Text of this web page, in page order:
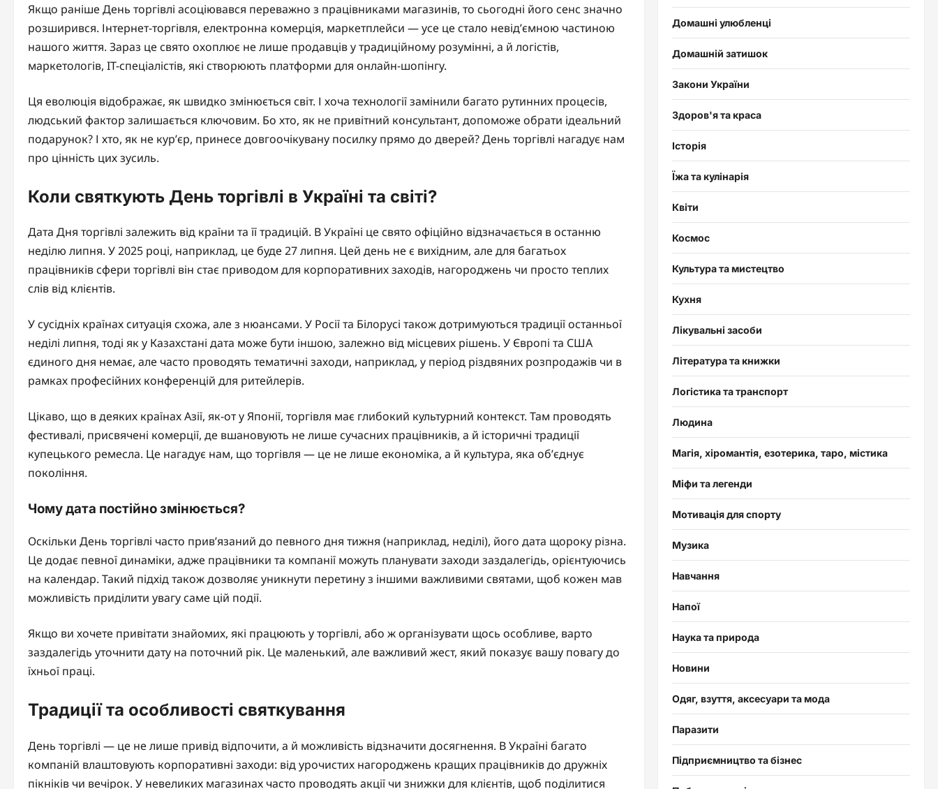
Якщо раніше День торгівлі асоціювався переважно з працівниками магазинів, то сьогодні його сенс значно
розширився. Інтернет-торгівля, електронна комерція, маркетплейси — усе це стало невід’ємною частиною
нашого життя. Зараз це свято охоплює не лише продавців у традиційному розумінні, а й логістів,
маркетологів, IT-спеціалістів, які створюють платформи для онлайн-шопінгу.
Ця еволюція відображає, як швидко змінюється світ. І хоча технології замінили багато рутинних процесів,
людський фактор залишається ключовим. Бо хто, як не привітний консультант, допоможе обрати ідеальний
подарунок? І хто, як не кур’єр, принесе довгоочікувану посилку прямо до дверей? День торгівлі нагадує нам
про цінність цих зусиль.
Коли святкують День торгівлі в Україні та світі?
Дата Дня торгівлі залежить від країни та її традицій. В Україні це свято офіційно відзначається в останню
неділю липня. У 2025 році, наприклад, це буде 27 липня. Цей день не є вихідним, але для багатьох
працівників сфери торгівлі він стає приводом для корпоративних заходів, нагороджень чи просто теплих
слів від клієнтів.
У сусідніх країнах ситуація схожа, але з нюансами. У Росії та Білорусі також дотримуються традиції останньої
неділі липня, тоді як у Казахстані дата може бути іншою, залежно від місцевих рішень. У Європі та США
єдиного дня немає, але часто проводять тематичні заходи, наприклад, у період різдвяних розпродажів чи в
рамках професійних конференцій для ритейлерів.
Цікаво, що в деяких країнах Азії, як-от у Японії, торгівля має глибокий культурний контекст. Там проводять
фестивалі, присвячені комерції, де вшановують не лише сучасних працівників, а й історичні традиції
купецького ремесла. Це нагадує нам, що торгівля — це не лише економіка, а й культура, яка об’єднує
покоління.
Чому дата постійно змінюється?
Оскільки День торгівлі часто прив’язаний до певного дня тижня (наприклад, неділі), його дата щороку різна.
Це додає певної динаміки, адже працівники та компанії можуть планувати заходи заздалегідь, орієнтуючись
на календар. Такий підхід також дозволяє уникнути перетину з іншими важливими святами, щоб кожен мав
можливість приділити увагу саме цій події.
Якщо ви хочете привітати знайомих, які працюють у торгівлі, або ж організувати щось особливе, варто
заздалегідь уточнити дату на поточний рік. Це маленький, але важливий жест, який показує вашу повагу до
їхньої праці.
Традиції та особливості святкування
День торгівлі — це не лише привід відпочити, а й можливість відзначити досягнення. В Україні багато
компаній влаштовують корпоративні заходи: від урочистих нагороджень кращих працівників до дружніх
пікніків чи вечірок. У невеликих магазинах часто проводять акції чи знижки для клієнтів, щоб поділитися
Домашні улюбленці
Домашній затишок
Закони України
Здоров'я та краса
Історія
Їжа та кулінарія
Квіти
Космос
Культура та мистецтво
Кухня
Лікувальні засоби
Література та книжки
Логістика та транспорт
Людина
Магія, хіромантія, езотерика, таро, містика
Міфи та легенди
Мотивація для спорту
Музика
Навчання
Напої
Наука та природа
Новини
Одяг, взуття, аксесуари та мода
Паразити
Підприємництво та бізнес